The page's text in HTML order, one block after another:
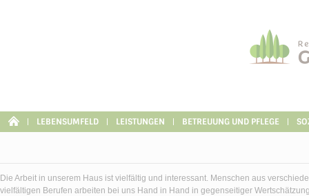
LEBENSUMFELD LEISTUNGEN BETREUUNG UND PFLEGE
Die Arbeit in unserem Haus ist vielfältig und interessant. Menschen aus
vielfältigen Berufen arbeiten bei uns Hand in Hand in gegenseitiger